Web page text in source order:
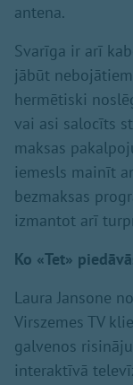
antena.
Svarīga ir arī
jābūt
hermētiski
vai asi salocīts
maksas
iemesls mainīt
bezmaksas
izmantot arī
Ko «Tet»
Laura Jansone
Virszemes TV
galvenos
interaktīvā